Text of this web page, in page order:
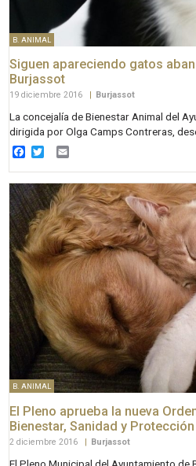
B. ANIMAL
Siguen apareciendo gatos
Burjassot
19 diciembre 2016 Burjassot
La concejalía de Bienestar Animal del
dirigida por Olga Camps Contreras,
Facebook
Twitter
B. ANIMAL
El Pleno aprueba la nueva
Bienestar, Sanidad y
2 diciembre 2016 | Burjassot